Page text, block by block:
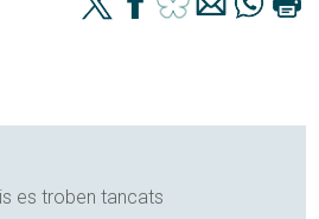
es troben tancats